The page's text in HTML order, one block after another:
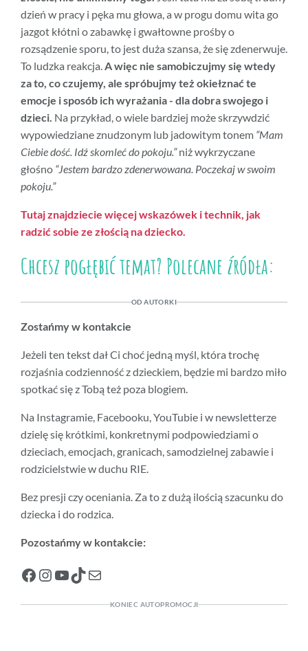
dzień w pracy i pęka mu głowa, a w progu domu wita go
jazgot kłótni o zabawkę i gwałtowne prośby o
rozsądzenie sporu, to jest duża szansa, że się zdenerwuje.
To ludzka reakcja.A więc nie samobiczujmy się wtedy
za to, co czujemy, ale spróbujmy też okiełznać te
emocje i sposób ich wyrażania - dla dobra swojego i
dzieci. Na przykład, o wiele bardziej może skrzywdzić
wypowiedziane znudzonym lub jadowitym tonem “Mam
Ciebie dość. Idź skomleć do pokoju.”niż wykrzyczane
głośno “Jestem bardzo zdenerwowana. Poczekaj w swoim
pokoju.”
Tutaj znajdziecie więcej wskazówek i technik, jak
radzić sobie ze złością na dziecko.
Chcesz pogłębić temat? Polecane źródła:
OD AUTORKI
Zostańmy w kontakcie
Jeżeli ten tekst dał Ci choć jedną myśl, która trochę
rozjaśnia codzienność z dzieckiem, będzie mi bardzo miło
spotkać się z Tobą też poza blogiem.
Na Instagramie, Facebooku, YouTubie i w newsletterze
dzielę się krótkimi, konkretnymi podpowiedziami o
dzieciach, emocjach, granicach, samodzielnej zabawie i
rodzicielstwie w duchu RIE.
Bez presji czy oceniania. Za to z dużą ilością szacunku do
dziecka i do rodzica.
Pozostańmy w kontakcie:
Facebook
Instagram
YouTube
TikTok
Mail
KONIEC AUTOPROMOCJI